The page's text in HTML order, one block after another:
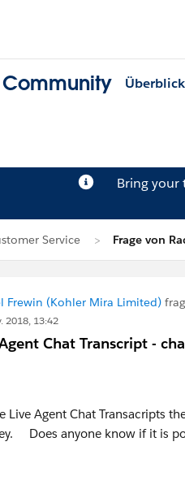
Überblick
Bring your
Service Frage von
Frewin (Kohler Mira Limited)
2018, 13:42
Chat Transcript -
Live Agent Chat Transacripts
Does anyone know if it is